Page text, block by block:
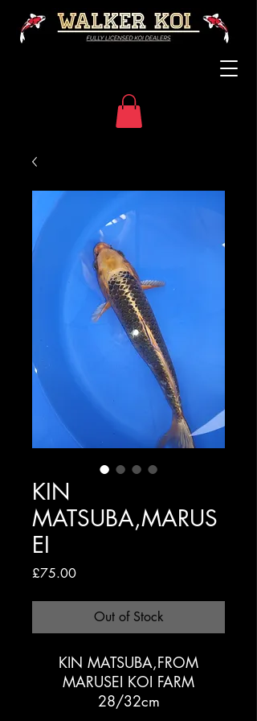
KIN
MATSUBA,MARUS
EI
£75.00Price
Out of Stock
KIN MATSUBA,FROM
MARUSEI KOI FARM
28/32cm